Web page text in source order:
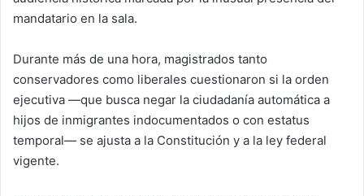
mandatario en la sala.
Durante más de una hora, magistrados tanto
conservadores como liberales cuestionaron si la orden
ejecutiva —que busca negar la ciudadanía automática a
hijos de inmigrantes indocumentados o con estatus
temporal— se ajusta a la Constitución y a la ley federal
vigente.